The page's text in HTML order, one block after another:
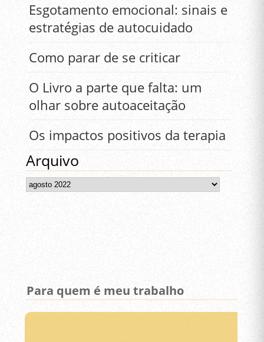
Esgotamento emocional: sinais e
estratégias de autocuidado
Como parar de se criticar
O Livro a parte que falta: um
olhar sobre autoaceitação
Os impactos positivos da terapia
Arquivo
Arquivo
Para quem é meu trabalho